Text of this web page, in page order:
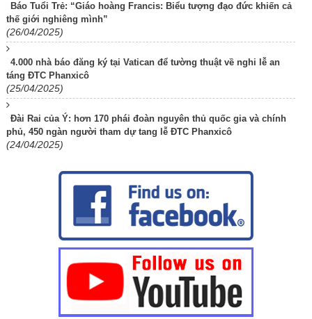
Báo Tuổi Trẻ: “Giáo hoàng Francis: Biểu tượng đạo đức khiến cả
thế giới nghiêng mình”
(26/04/2025)
4.000 nhà báo đăng ký tại Vatican để tường thuật về nghi lễ an
táng ĐTC Phanxicô
(25/04/2025)
Đài Rai của Ý: hơn 170 phái đoàn nguyên thủ quốc gia và chính
phủ, 450 ngàn người tham dự tang lễ ĐTC Phanxicô
(24/04/2025)